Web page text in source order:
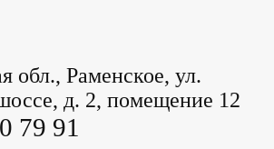
79 91
обл., Раменское, ул.
д. 2, помещение 12